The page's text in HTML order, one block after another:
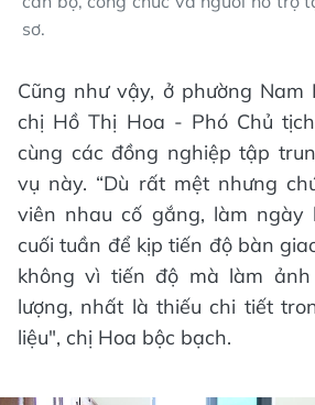
sơ.
Cũng như vậy, ở phường Nam
chị Hồ Thị Hoa - Phó Chủ
cùng các đồng nghiệp tập
vụ này. “Dù rất mệt nhưng
viên nhau cố gắng, làm ngày
cuối tuần để kịp tiến độ bàn
không vì tiến độ mà làm
lượng, nhất là thiếu chi tiết
liệu", chị Hoa bộc bạch.